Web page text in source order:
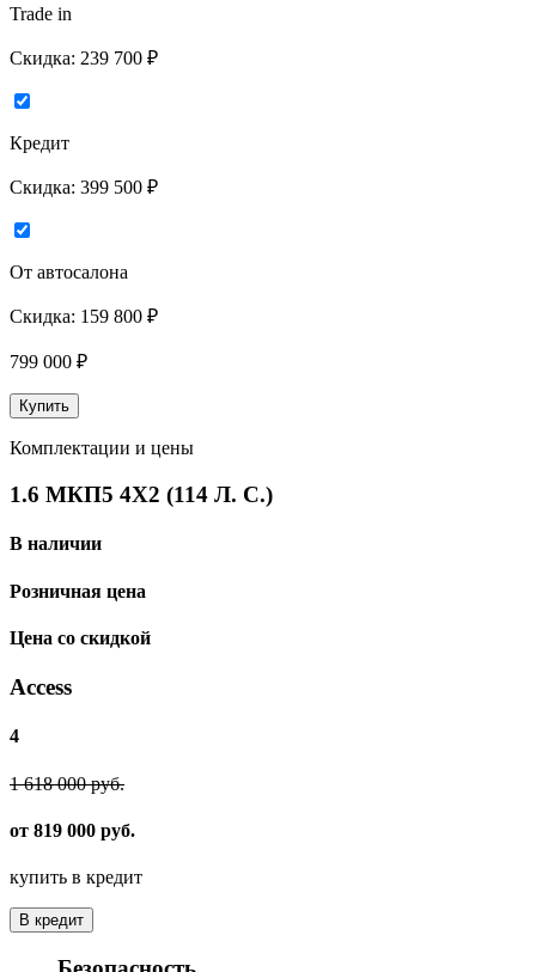
Trade in
Скидка: 239 700 ₽
Кредит
Скидка: 399 500 ₽
От автосалона
Скидка: 159 800 ₽
799 000 ₽
Купить
Комплектации и цены
1.6 МКП5 4Х2 (114 Л. С.)
В наличии
Розничная цена
Цена со скидкой
Access
4
1 618 000 руб.
от 819 000 руб.
купить в кредит
В кредит